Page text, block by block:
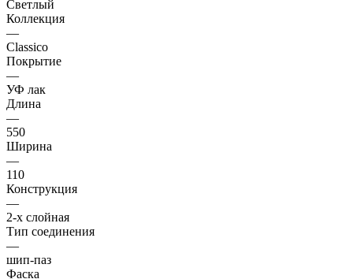
Светлый
Коллекция
—
Classico
Покрытие
—
УФ лак
Длина
—
550
Ширина
—
110
Конструкция
—
2-х слойная
Тип соединения
—
шип-паз
Фаска